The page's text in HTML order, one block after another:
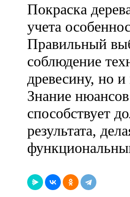
Покраска
учета
Правильный
соблюдение
древесину, но
Знание
способствует
результата,